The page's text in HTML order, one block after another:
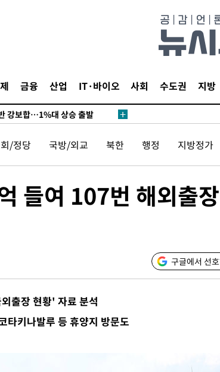
금융 산업 IT·바이오 사회 수도권 지방
대표 구속 송치
멕시코산 할라피뇨"-- CDC
앙·서울·경기도 선관위 등 9곳
강보합…1%대 상승 출발
오른 6365.07 개장
스 폭발.. 14명 부상, 3명은 중
대치로 남부 케슘섬에서 두차
생제품 15% 관세, 120일 후
명령 서명
소심도 징역 3년
감사' 유병호 구속기소
, 4053명 발생 1850명 사망
원 대표 구속 송치
멕시코산 할라피뇨"-- CDC
/정당 국방/외교 북한 행정 지방정가
들여 107번 해외출
구글에서 선
출장 현황' 자료 분석
타키나발루 등 휴양지 방문도